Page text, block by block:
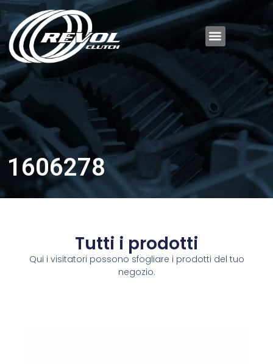
1606278
Tutti i prodotti
Qui i visitatori possono sfogliare i prodotti del tuo
negozio.